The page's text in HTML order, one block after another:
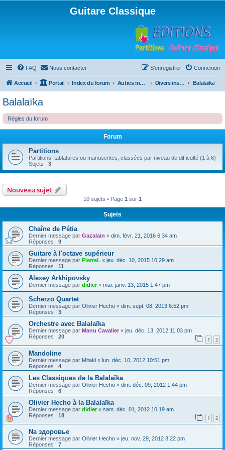
Guitare Classique
FAQ Nous contacter Connexion
S’enregistrer
Accueil Portail Index du forum Autres instruments à cordes pincées, ou styles Divers instruments Balalaïka
Balalaïka
Règles du forum
Forum
Partitions
Partitions, tablatures ou manuscrites, classées par niveau de difficulté (1 à 6)
Sujets : 3
Nouveau sujet
10 sujets • Page 1 sur 1
Sujets
Chaîne de Pétia
Dernier message par Gazalain « dim. févr. 21, 2016 6:34 am
Réponses : 9
Guitare à l'octave supérieur
Dernier message par PierreL « jeu. déc. 10, 2015 10:29 am
Réponses : 11
Alexey Arkhipovsky
Dernier message par didier« mar. janv. 13, 2015 1:47 pm
Scherzo Quartet
Dernier message par Olivier Hecho « dim. sept. 08, 2013 6:52 pm
Réponses : 3
Orchestre avec Balalaïka
Dernier message par Manu Cavalier « jeu. déc. 13, 2012 11:03 pm
Réponses : 20 1 2
Mandoline
Dernier message par Mitaki « lun. déc. 10, 2012 10:51 pm
Réponses : 4
Les Classiques de la Balalaïka
Dernier message par Olivier Hecho « dim. déc. 09, 2012 1:44 pm
Réponses : 6
Olivier Hecho à la Balalaïka
Dernier message par didier« sam. déc. 01, 2012 10:19 am
Réponses : 18 1 2
Na здоровье
Dernier message par Olivier Hecho « jeu. nov. 29, 2012 8:22 pm
Réponses : 7